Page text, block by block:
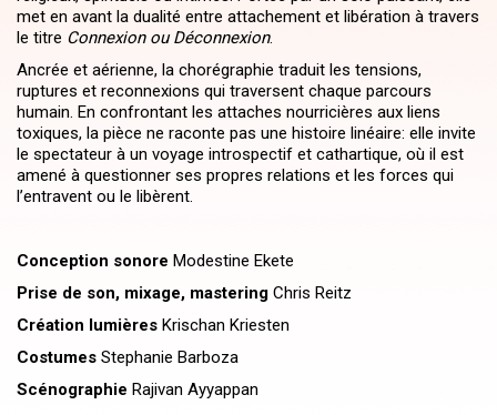
met en avant la dualité entre attachement et libération à travers
le titre Connexion ou Déconnexion.
Ancrée et aérienne, la chorégraphie traduit les tensions,
ruptures et reconnexions qui traversent chaque parcours
humain. En confrontant les attaches nourricières aux liens
toxiques, la pièce ne raconte pas une histoire linéaire: elle invite
le spectateur à un voyage introspectif et cathartique, où il est
amené à questionner ses propres relations et les forces qui
l’entravent ou le libèrent.
Conception sonore Modestine Ekete
Prise de son, mixage, mastering Chris Reitz
Création lumières Krischan Kriesten
Costumes Stephanie Barboza
Scénographie Rajivan Ayyappan